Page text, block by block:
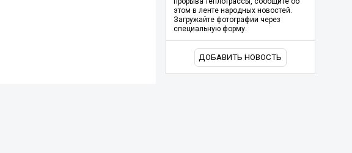
этом в ленте народных новостей.
Загружайте фотографии через
специальную форму.
ДОБАВИТЬ НОВОСТЬ